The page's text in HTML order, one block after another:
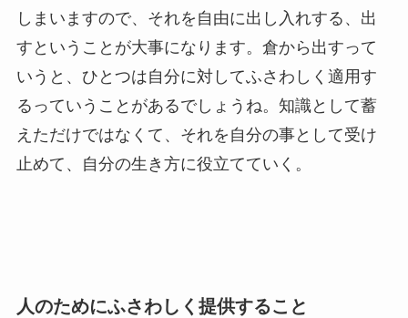
しまいますので、それを自由に出し入れする、出
すということが大事になります。倉から出すって
いうと、ひとつは自分に対してふさわしく適用す
るっていうことがあるでしょうね。知識として蓄
えただけではなくて、それを自分の事として受け
止めて、自分の生き方に役立てていく。
人のためにふさわしく提供すること